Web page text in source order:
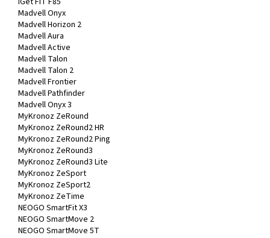
Madvell Onyx
Madvell Horizon 2
Madvell Aura
Madvell Active
Madvell Talon
Madvell Talon 2
Madvell Frontier
Madvell Pathfinder
Madvell Onyx 3
MyKronoz ZeRound
MyKronoz ZeRound2 HR
MyKronoz ZeRound2 Ping
MyKronoz ZeRound3
MyKronoz ZeRound3 Lite
MyKronoz ZeSport
MyKronoz ZeSport2
MyKronoz ZeTime
NEOGO SmartFit X3
NEOGO SmartMove 2
NEOGO SmartMove 5T